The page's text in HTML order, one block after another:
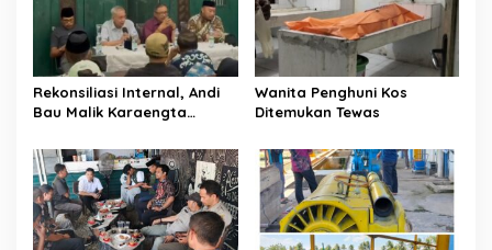
o
s
Rekonsiliasi Internal, Andi
Bau Malik Karaengta
Pertemuan Darurat Tokoh
Adat Gowa
Wanita Penghuni Kos
Ditemukan Tewas